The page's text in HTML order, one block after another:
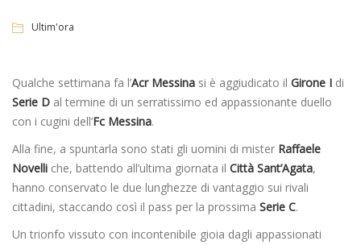
Ultim'ora
Qualche settimana fa l’Acr Messina si è aggiudicato il Girone I di
Serie D al termine di un serratissimo ed appassionante duello
con i cugini dell’Fc Messina.
Alla fine, a spuntarla sono stati gli uomini di mister Raffaele
Novelli che, battendo all’ultima giornata il Città Sant’Agata,
hanno conservato le due lunghezze di vantaggio sui rivali
cittadini, staccando così il pass per la prossima Serie C.
Un trionfo vissuto con incontenibile gioia dagli appassionati